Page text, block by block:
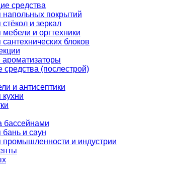
средства
покрытий
и зеркал
и оргтехники
блоков
ароматизаторы
(послестрой)
и антисептики
бассейнами
и саун
и индустрии